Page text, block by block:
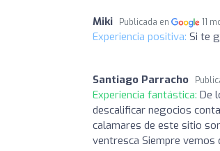
Miki Publicada en 11
Experiencia positiva: Si te
Santiago Parracho
Experiencia fantástica: De
descalificar negocios
calamares de este sitio
ventresca Siempre